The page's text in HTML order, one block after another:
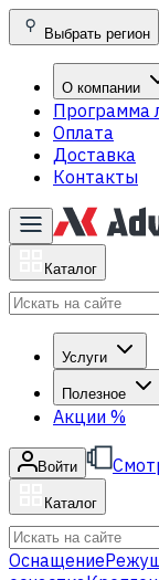
Выбрать регион
О компании
Программа
Оплата
Доставка
Контакты
Каталог
Услуги
Полезное
Акции %
Войти
Каталог
Оснащение